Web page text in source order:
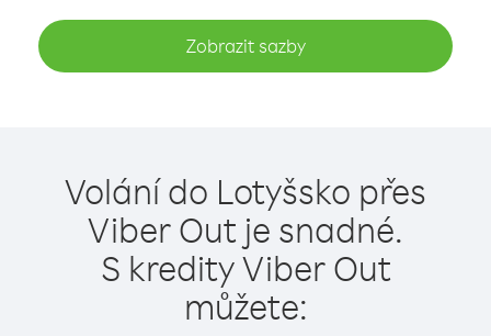
Zobrazit sazby
Volání do Lotyšsko přes
Viber Out je snadné.
S kredity Viber Out
můžete: